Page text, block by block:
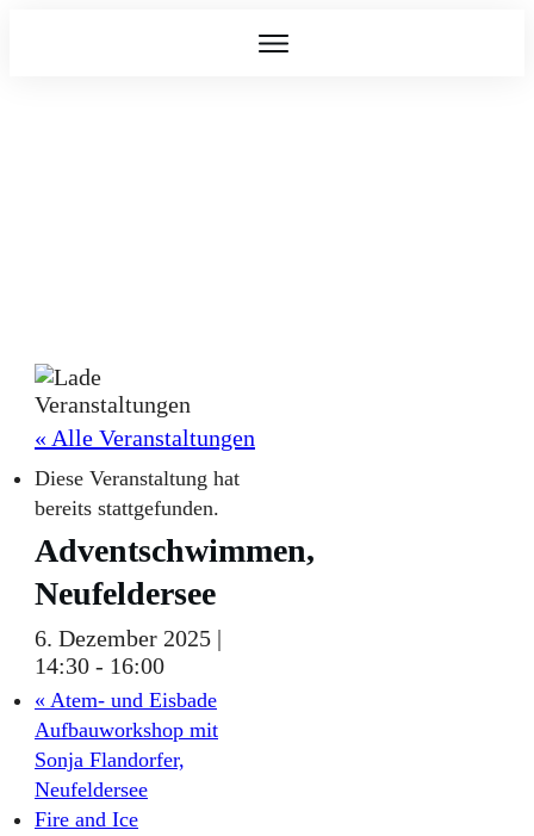
« Alle Veranstaltungen
Diese Veranstaltung hat
bereits stattgefunden.
Adventschwimmen,
Neufeldersee
6. Dezember 2025 |
14:30 - 16:00
« Atem- und Eisbade
Aufbauworkshop mit
Sonja Flandorfer,
Neufeldersee
Fire and Ice